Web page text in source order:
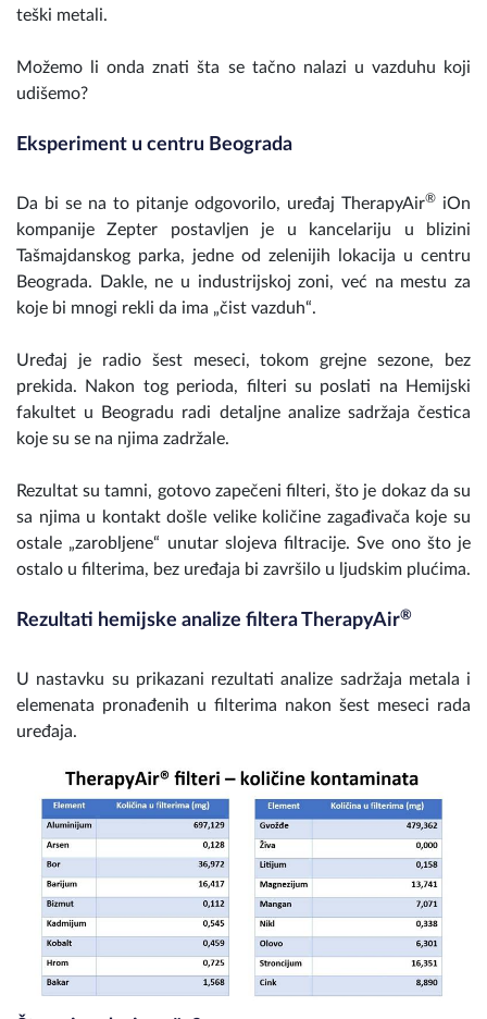
teški metali.
Možemo li onda znati šta se tačno nalazi u vazduhu koji
udišemo?
Eksperiment u centru Beograda
Da bi se na to pitanje odgovorilo, uređaj TherapyAir® iOn
kompanije Zepter postavljen je u kancelariju u blizini
Tašmajdanskog parka, jedne od zelenijih lokacija u centru
Beograda. Dakle, ne u industrijskoj zoni, već na mestu za
koje bi mnogi rekli da ima „čist vazduh“.
Uređaj je radio šest meseci, tokom grejne sezone, bez
prekida. Nakon tog perioda, filteri su poslati na Hemijski
fakultet u Beogradu radi detaljne analize sadržaja čestica
koje su se na njima zadržale.
Rezultat su tamni, gotovo zapečeni filteri, što je dokaz da su
sa njima u kontakt došle velike količine zagađivača koje su
ostale „zarobljene“ unutar slojeva filtracije. Sve ono što je
ostalo u filterima, bez uređaja bi završilo u ljudskim plućima.
Rezultati hemijske analize filtera TherapyAir®
U nastavku su prikazani rezultati analize sadržaja metala i
elemenata pronađenih u filterima nakon šest meseci rada
uređaja.